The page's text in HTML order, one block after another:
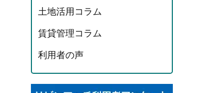
土地活用コラム
賃貸管理コラム
利用者の声